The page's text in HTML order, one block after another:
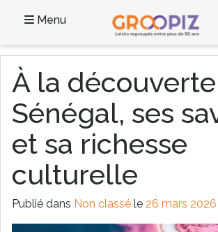
Menu
À la
Sénégal, ses
et sa richesse
culturelle
Publié dans Non classé le 26 mars 2026